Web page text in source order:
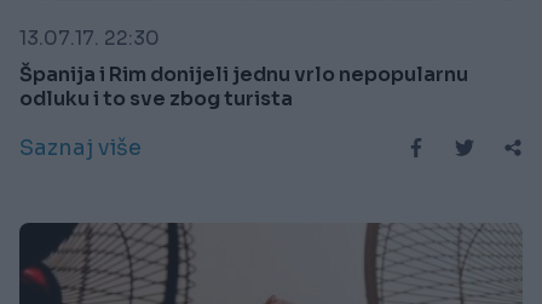
13.07.17. 22:30
Španija i Rim donijeli jednu vrlo nepopularnu
odluku i to sve zbog turista
Saznaj više